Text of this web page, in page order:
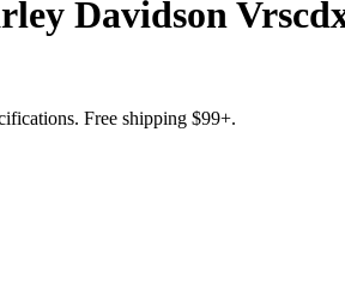
Davidson
Free shipping $99+.